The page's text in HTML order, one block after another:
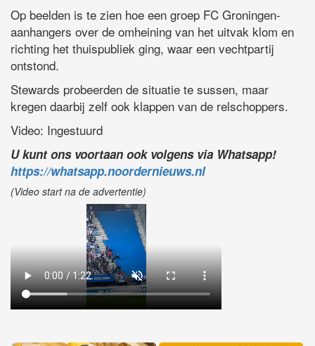
Op beelden is te zien hoe een groep FC Groningen-
aanhangers over de omheining van het uitvak klom en
richting het thuispubliek ging, waar een vechtpartij
ontstond.
Stewards probeerden de situatie te sussen, maar
kregen daarbij zelf ook klappen van de relschoppers.
Video: Ingestuurd
U kunt ons voortaan ook volgens via Whatsapp!
https://whatsapp.noordernieuws.nl
(Video start na de advertentie)